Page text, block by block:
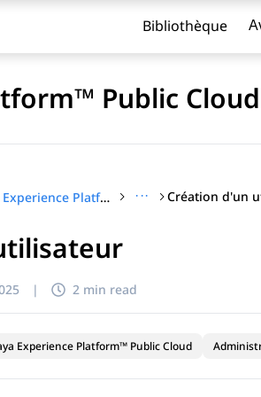
Bibliothèque
Public Cloud
Administration d'Avaya Experience Platform™ Public Cloud ··· Création d'un
| 2 min read
Experience Platform™ Public Cloud